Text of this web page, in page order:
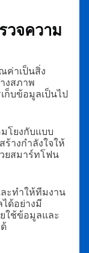
วจความ
ค่าเป็นสิ่ง
งสภาพ
ก็บข้อมูลเป็นไป
โยงกับแบบ
างกำลังใจให้
ยสมาร์ทโฟน
ะทำให้ทีมงาน
ด้อย่างมี
ใช้ข้อมูลและ